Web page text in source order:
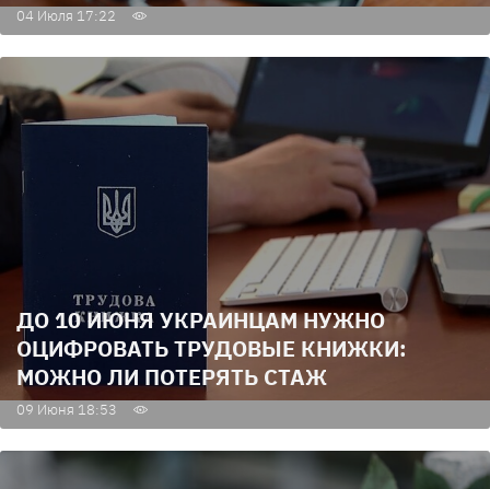
04 Июля 17:22
ДО 10 ИЮНЯ УКРАИНЦАМ НУЖНО
ОЦИФРОВАТЬ ТРУДОВЫЕ КНИЖКИ:
МОЖНО ЛИ ПОТЕРЯТЬ СТАЖ
09 Июня 18:53